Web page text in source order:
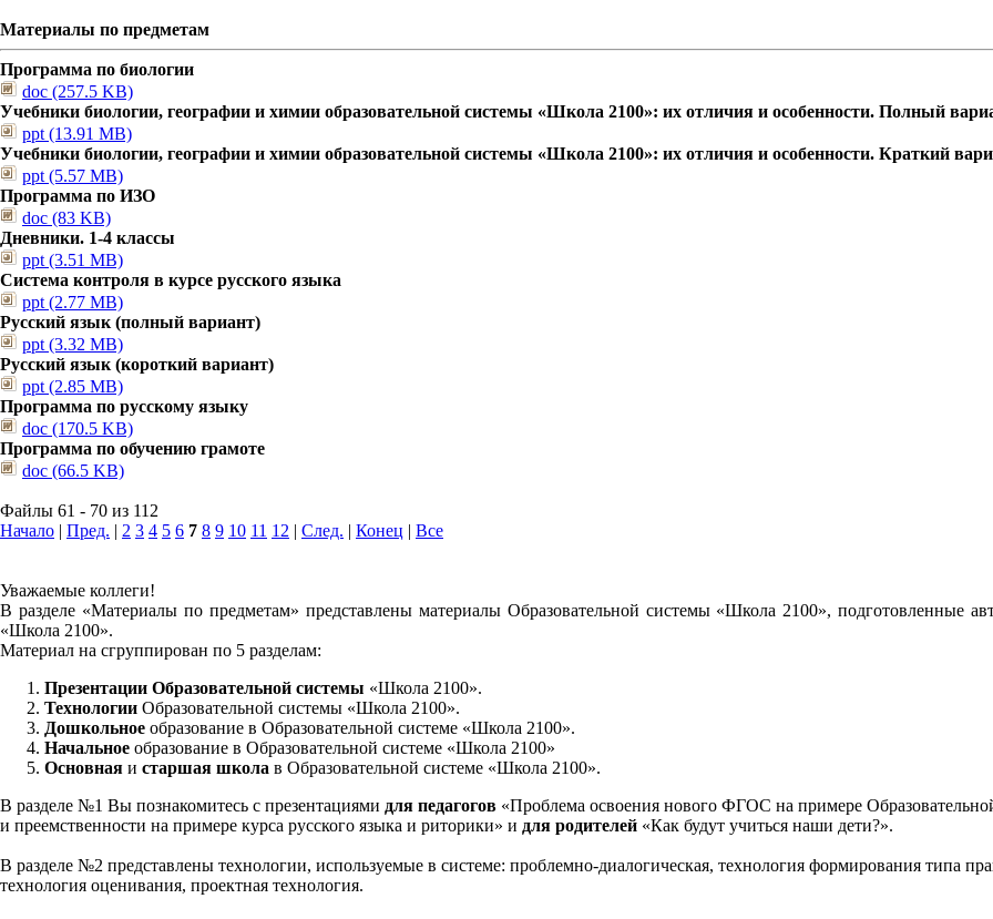
Материалы по предметам
Программа по биологии
doc (257.5 KB)
Учебники биологии, географии и химии образовательной системы «Школа 2100»: их отличия и особенности. Полный
ppt (13.91 MB)
Учебники биологии, географии и химии образовательной системы «Школа 2100»: их отличия и особенности. Краткий
ppt (5.57 MB)
Программа по ИЗО
doc (83 KB)
Дневники. 1-4 классы
ppt (3.51 MB)
Система контроля в курсе русского языка
ppt (2.77 MB)
Русский язык (полный вариант)
ppt (3.32 MB)
Русский язык (короткий вариант)
ppt (2.85 MB)
Программа по русскому языку
doc (170.5 KB)
Программа по обучению грамоте
doc (66.5 KB)
Файлы 61 - 70 из 112
Начало | Пред. | 2 3 4 5 6 7 8 9 10 11 12 | След. | Конец | Все
Уважаемые коллеги!
В разделе «Материалы по предметам» представлены материалы Образовательной системы «Школа 2100», подготовленные
«Школа 2100».
Материал на сгруппирован по 5 разделам:
Презентации Образовательной системы «Школа 2100».
Технологии Образовательной системы «Школа 2100».
Дошкольное образование в Образовательной системе «Школа 2100».
Начальное образование в Образовательной системе «Школа 2100»
Основная и старшая школа в Образовательной системе «Школа 2100».
В разделе №1 Вы познакомитесь с презентациями для педагогов «Проблема освоения нового ФГОС на примере
и преемственности на примере курса русского языка и риторики» и для родителей «Как будут учиться наши дети?».
В разделе №2 представлены технологии, используемые в системе: проблемно-диалогическая, технология формирования типа
технология оценивания, проектная технология.